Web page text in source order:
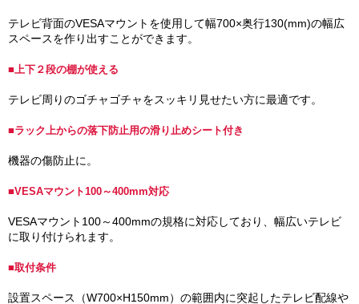
テレビ背面のVESAマウントを使用して幅700×奥行130(mm)の幅広
スペースを作り出すことができます。
■上下２段の棚が使える
テレビ周りのゴチャゴチャをスッキリ見せたい方に最適です。
■ラック上からの落下防止用の滑り止めシート付き
機器の傷防止に。
■VESAマウント100～400mm対応
VESAマウント100～400mmの規格に対応しており、幅広いテレビ
に取り付けられます。
■取付条件
設置スペース（W700×H150mm）の範囲内に突起したテレビ配線や